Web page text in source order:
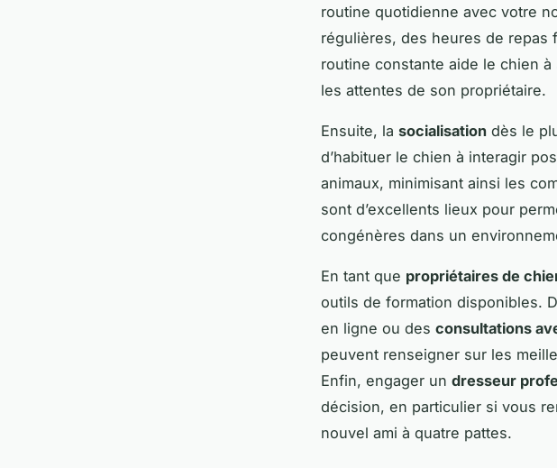
routine quotidienne avec votre
régulières, des heures de repas
routine constante aide le chien
les attentes de son propriétaire.
Ensuite, la socialisation dès le
d’habituer le chien à interagir
animaux, minimisant ainsi les
sont d’excellents lieux pour
congénères dans un
En tant que propriétaires de
outils de formation disponibles.
en ligne ou des consultations
peuvent renseigner sur les
Enfin, engager un dresseur
décision, en particulier si vous
nouvel ami à quatre pattes.